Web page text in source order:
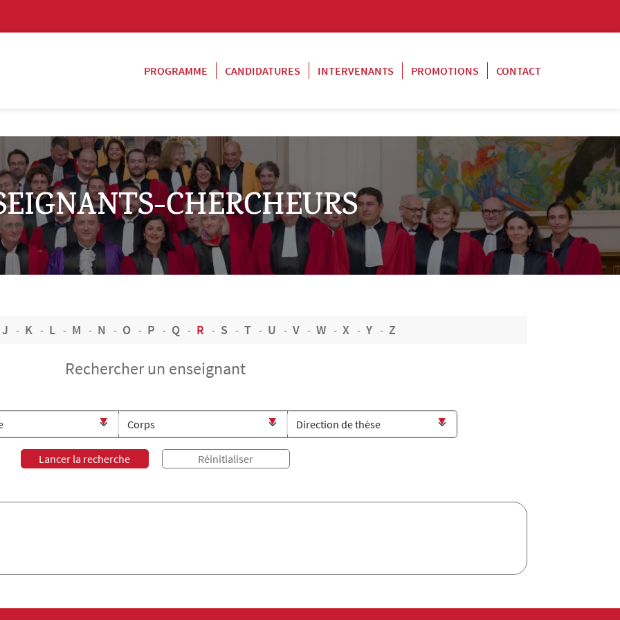
PROGRAMME
CANDIDATURES INTERVENANTS PROMOTIONS CONTACT
CHERCHEURS
J K L M N O P Q R S T U V W X Y Z
Rechercher un enseignant